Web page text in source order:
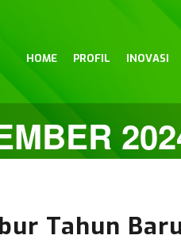
HOME PROFIL INOVASI
Tahun